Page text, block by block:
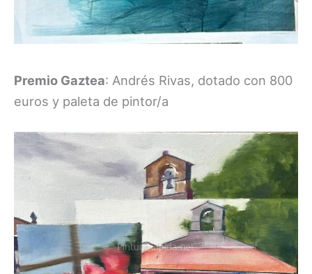
Premio Gaztea: Andrés Rivas, dotado con 800
euros y paleta de pintor/a